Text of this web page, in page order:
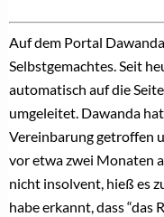
Auf dem Portal
Selbstgemachtes. Seit
automatisch auf die
umgeleitet. Dawanda
Vereinbarung getroffen
vor etwa zwei Monaten
nicht insolvent, hieß es
habe erkannt, dass “das